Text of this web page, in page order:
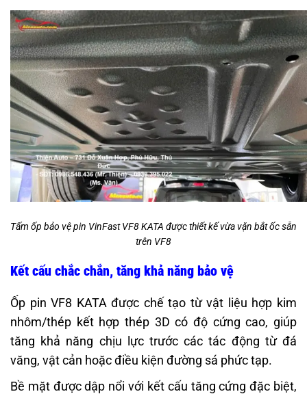
Tấm ốp bảo vệ pin VinFast VF8 KATA được thiết kế vừa vặn bắt ốc sẵn
trên VF8
Kết cấu chắc chắn, tăng khả năng bảo vệ
Ốp pin VF8 KATA được chế tạo từ vật liệu hợp kim
nhôm/thép kết hợp thép 3D có độ cứng cao, giúp
tăng khả năng chịu lực trước các tác động từ đá
văng, vật cản hoặc điều kiện đường sá phức tạp.
Bề mặt được dập nổi với kết cấu tăng cứng đặc biệt,